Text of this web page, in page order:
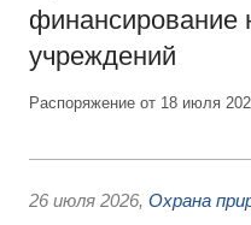
финансирование
учреждений
Распоряжение от 18 июля
26 июля 2026, Охрана